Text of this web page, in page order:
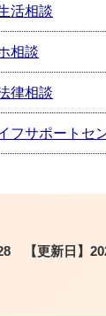
活相談
相談
律相談
イフサポートセ
【更新日】